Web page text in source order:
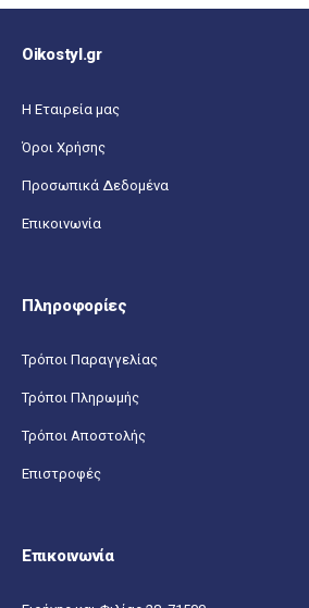
Oikostyl.gr
Η Εταιρεία μας
Όροι Χρήσης
Προσωπικά Δεδομένα
Επικοινωνία
Πληροφορίες
Τρόποι Παραγγελίας
Τρόποι Πληρωμής
Τρόποι Αποστολής
Επιστροφές
Επικοινωνία